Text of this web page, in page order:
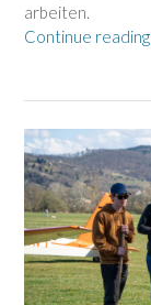
arbeiten.
Continue reading